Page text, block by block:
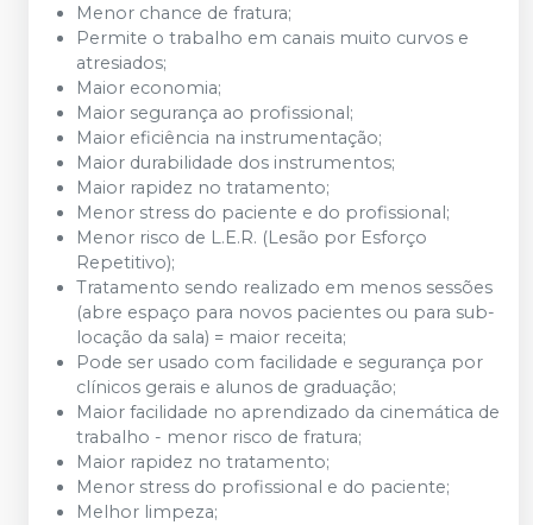
Menor chance de fratura;
Permite o trabalho em canais muito curvos e
atresiados;
Maior economia;
Maior segurança ao profissional;
Maior eficiência na instrumentação;
Maior durabilidade dos instrumentos;
Maior rapidez no tratamento;
Menor stress do paciente e do profissional;
Menor risco de L.E.R. (Lesão por Esforço
Repetitivo);
Tratamento sendo realizado em menos sessões
(abre espaço para novos pacientes ou para sub-
locação da sala) = maior receita;
Pode ser usado com facilidade e segurança por
clínicos gerais e alunos de graduação;
Maior facilidade no aprendizado da cinemática de
trabalho - menor risco de fratura;
Maior rapidez no tratamento;
Menor stress do profissional e do paciente;
Melhor limpeza;